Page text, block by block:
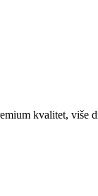
kvalitet, više